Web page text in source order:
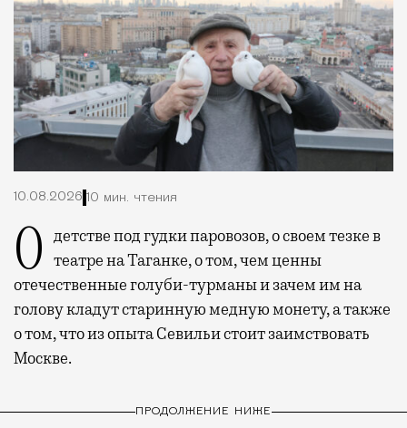
10.08.2026 10 мин. чтения
О детстве под гудки паровозов, о своем тезке в театре на Таганке, о том, чем ценны
отечественные голуби-турманы и зачем им на
голову кладут старинную медную монету, а также
о том, что из опыта Севильи стоит заимствовать
Москве.
ПРОДОЛЖЕНИЕ НИЖЕ